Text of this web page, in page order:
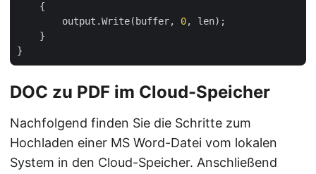
    {
        output.Write(buffer,
0, len);
    }
DOC zu PDF im Cloud-Speicher
Nachfolgend finden Sie die Schritte zum
Hochladen einer MS Word-Datei vom lokalen
System in den Cloud-Speicher. Anschließend